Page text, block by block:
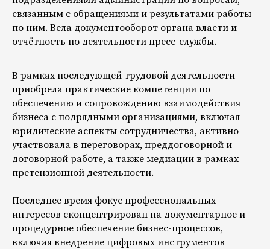
связанным с обращениями и результатами работы
по ним. Вела документооборот органа власти и
отчётность по деятельности пресс-службы.
В рамках последующей трудовой деятельности
приобрела практические компетенции по
обеспечению и сопровождению взаимодействия
бизнеса с подрядными организациями, включая
юридические аспекты сотрудничества, активно
участвовала в переговорах, преддоговорной и
договорной работе, а также медиации в рамках
претензионной деятельности.
Последнее время фокус профессиональных
интересов сконцентрирован на документарное и
процедурное обеспечение бизнес-процессов,
включая внедрение цифровых инструментов
Запишитесь
на консультацию
онлайн|
Имя
Телефон
+7
Заголовок
Отправляя форму, вы даете согласие
на обработку персональных данных